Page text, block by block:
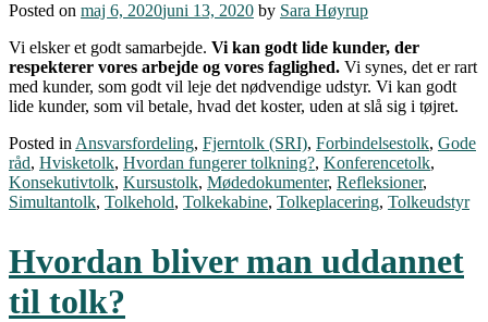
Posted on maj 6, 2020juni 13, 2020 by Sara Høyrup
Vi elsker et godt samarbejde. Vi kan godt lide kunder, der
respekterer vores arbejde og vores faglighed. Vi synes, det er rart
med kunder, som godt vil leje det nødvendige udstyr. Vi kan godt
lide kunder, som vil betale, hvad det koster, uden at slå sig i tøjret.
Posted in Ansvarsfordeling, Fjerntolk (SRI), Forbindelsestolk, Gode
råd, Hvisketolk, Hvordan fungerer tolkning?, Konferencetolk,
Konsekutivtolk, Kursustolk, Mødedokumenter, Refleksioner,
Simultantolk, Tolkehold, Tolkekabine, Tolkeplacering, Tolkeudstyr
Hvordan bliver man uddannet
til tolk?